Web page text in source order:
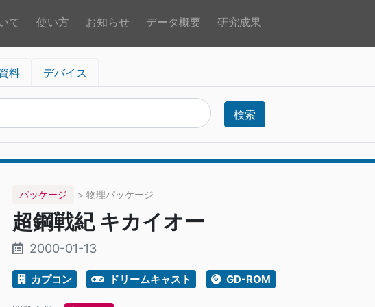
て 使い方 お知らせ データ概要 研究成果
料 デバイス
検索
パッケージ > 物理パッケージ
超鋼戦紀 キカイオー
2000-01-13
カプコン ドリームキャスト GD-ROM